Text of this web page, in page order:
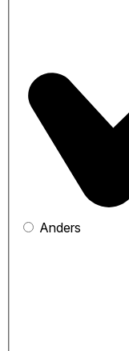
Anders